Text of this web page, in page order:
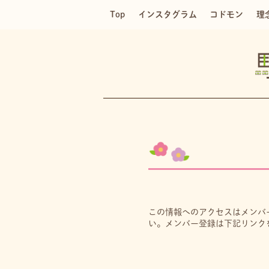
Top インスタグラム コドモン 理
この情報へのアクセスはメン
い。メンバー登録は下記リンク